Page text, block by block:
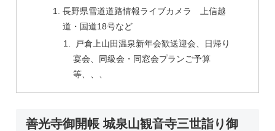
長野県雪道道路情報ライブカメラ 上信越
道・国道18号など
戸倉上山田温泉新年会歓送迎会、日帰り
宴会、同級会・同窓会プランご予算
等、、、
善光寺御開帳 城泉山観音寺三世詣り御